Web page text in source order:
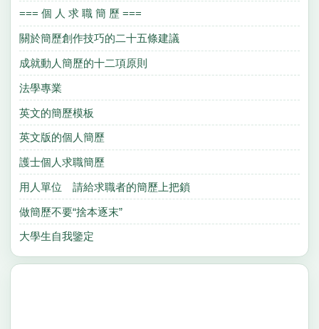
=== 個 人 求 職 簡 歷 ===
關於簡歷創作技巧的二十五條建議
成就動人簡歷的十二項原則
法學專業
英文的簡歷模板
英文版的個人簡歷
護士個人求職簡歷
用人單位 請給求職者的簡歷上把鎖
做簡歷不要“捨本逐末”
大學生自我鑒定